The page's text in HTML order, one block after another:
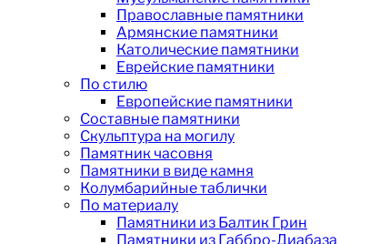
Православные памятники
Армянские памятники
Католические памятники
Еврейские памятники
По стилю
Европейские памятники
Составные памятники
Скульптура на могилу
Памятник часовня
Памятники в виде камня
Колумбарийные таблички
По материалу
Памятники из Балтик Грин
Памятники из Габбро-Диабаза